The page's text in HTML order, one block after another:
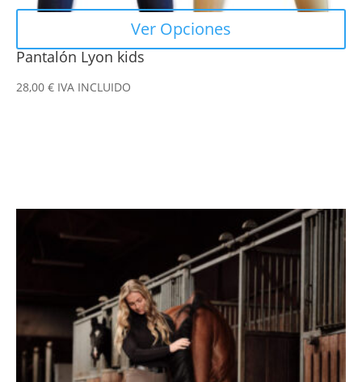
Pantalón Lyon kids
28,00 € IVA INCLUIDO
Ver Opciones
producto
tiene
Las
opciones